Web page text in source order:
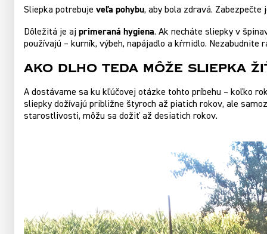
Sliepka potrebuje veľa pohybu, aby bola zdravá.
Dôležitá je aj primeraná hygiena. Ak necháte sliepky v
používajú – kurník, výbeh, napájadlo a kŕmidlo.
Ako dlho teda môže sliepka
A dostávame sa ku kľúčovej otázke tohto príbehu – koľko
sliepky dožívajú približne štyroch až piatich rokov, ale
starostlivosti, môžu sa dožiť až desiatich rokov.